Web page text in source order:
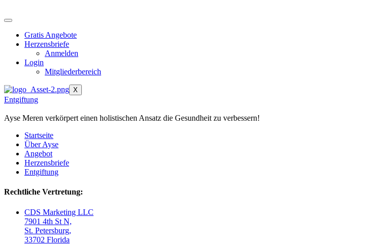
Inhalt
Gratis Angebote
Herzensbriefe
Anmelden
Login
Mitgliederbereich
X
Entgiftung
Ayse Meren verkörpert einen holistischen Ansatz die Gesundheit zu verbessern!
Startseite
Über Ayse
Angebot
Herzensbriefe
Entgiftung
Rechtliche Vertretung:
CDS Marketing LLC
7901 4th St N,
St. Petersburg,
33702 Florida